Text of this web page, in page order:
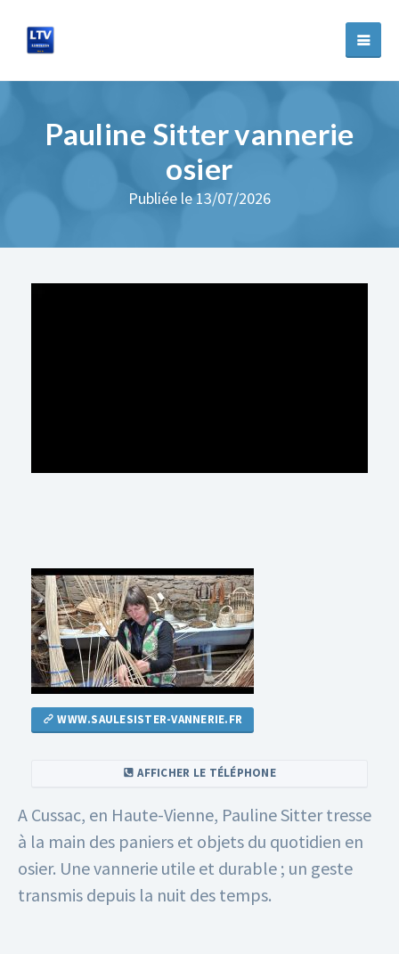
Pauline Sitter vannerie
osier
Publiée le 13/07/2026
WWW.SAULESISTER-VANNERIE.FR
AFFICHER LE TÉLÉPHONE
A Cussac, en Haute-Vienne, Pauline Sitter tresse
à la main des paniers et objets du quotidien en
osier. Une vannerie utile et durable ; un geste
transmis depuis la nuit des temps.